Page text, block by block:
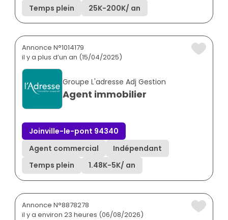
Temps plein 25K-200K/ an
Annonce N°1014179
il y a plus d’un an (15/04/2025)
Groupe L'adresse Adj Gestion
Agent immobilier
Joinville-le-pont 94340
Agent commercial
Indépendant
Temps plein
1.48K-5K/ an
Annonce N°8878278
il y a environ 23 heures (06/08/2026)